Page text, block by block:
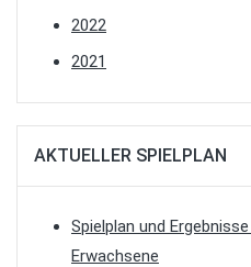
2022
2021
AKTUELLER SPIELPLAN
Spielplan und
Erwachsene